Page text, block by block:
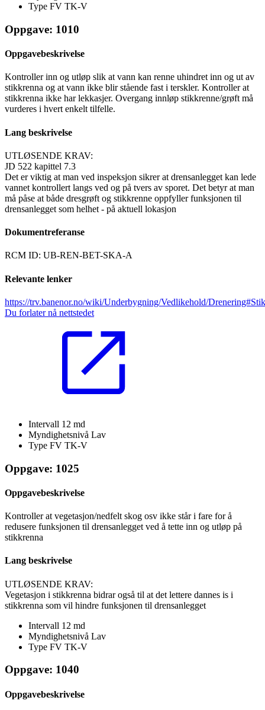
Type FV TK-V
Oppgave: 1010
Oppgavebeskrivelse
Kontroller inn og utløp slik at vann kan renne uhindret inn og ut av
stikkrenna og at vann ikke blir stående fast i terskler. Kontroller at
stikkrenna ikke har lekkasjer. Overgang innløp stikkrenne/grøft må
vurderes i hvert enkelt tilfelle.
Lang beskrivelse
UTLØSENDE KRAV:
JD 522 kapittel 7.3
Det er viktig at man ved inspeksjon sikrer at drensanlegget kan lede
vannet kontrollert langs ved og på tvers av sporet. Det betyr at man
må påse at både dresgrøft og stikkrenne oppfyller funksjonen til
drensanlegget som helhet - på aktuell lokasjon
Dokumentreferanse
RCM ID: UB-REN-BET-SKA-A
Relevante lenker
https://trv.banenor.no/wiki/Underbygning/Vedlikehold/
Du forlater nå nettstedet
Intervall 12 md
Myndighetsnivå Lav
Type FV TK-V
Oppgave: 1025
Oppgavebeskrivelse
Kontroller at vegetasjon/nedfelt skog osv ikke står i fare for å
redusere funksjonen til drensanlegget ved å tette inn og utløp på
stikkrenna
Lang beskrivelse
UTLØSENDE KRAV:
Vegetasjon i stikkrenna bidrar også til at det lettere dannes is i
stikkrenna som vil hindre funksjonen til drensanlegget
Intervall 12 md
Myndighetsnivå Lav
Type FV TK-V
Oppgave: 1040
Oppgavebeskrivelse